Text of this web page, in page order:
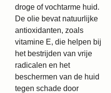
droge of vochtarme huid.
De olie bevat natuurlijke
antioxidanten, zoals
vitamine E, die helpen bij
het bestrijden van vrije
radicalen en het
beschermen van de huid
tegen schade door